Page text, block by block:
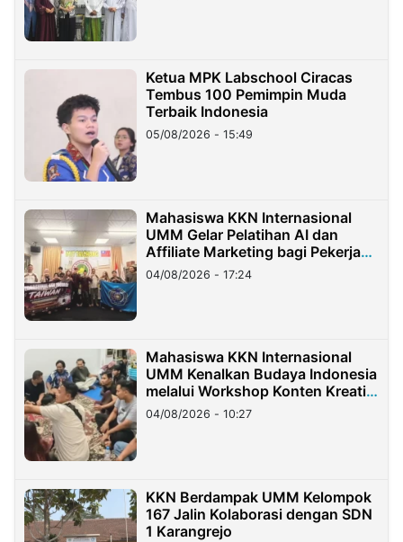
Ketua MPK Labschool Ciracas
Tembus 100 Pemimpin Muda
Terbaik Indonesia
05/08/2026 - 15:49
Mahasiswa KKN Internasional
UMM Gelar Pelatihan AI dan
Affiliate Marketing bagi Pekerja
Migran Indonesia di Taiwan
04/08/2026 - 17:24
Mahasiswa KKN Internasional
UMM Kenalkan Budaya Indonesia
melalui Workshop Konten Kreatif
di Taiwan
04/08/2026 - 10:27
KKN Berdampak UMM Kelompok
167 Jalin Kolaborasi dengan SDN
1 Karangrejo